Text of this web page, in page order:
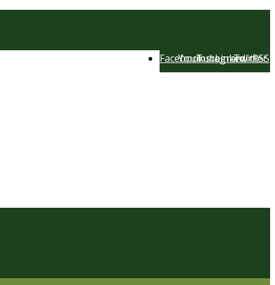
RSS
Twitter
LinkedIn
Instagram
YouTube
Facebook